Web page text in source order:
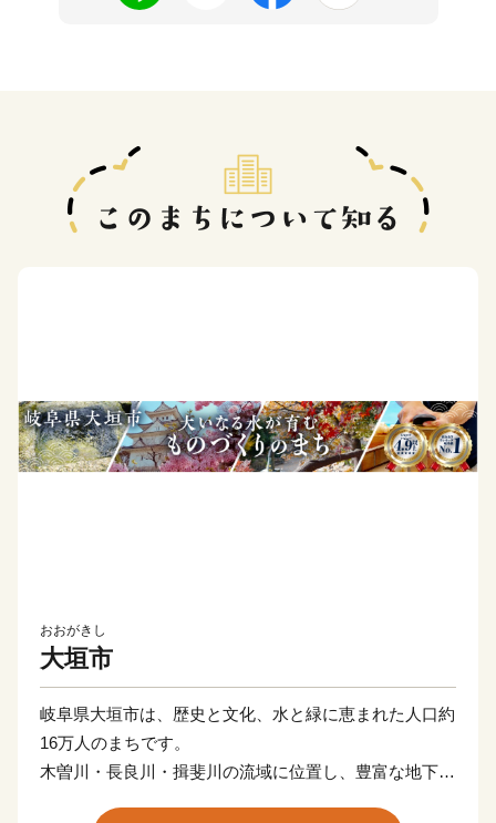
おおがきし
大垣市
岐阜県大垣市は、歴史と文化、水と緑に恵まれた人口約
16万人のまちです。
木曽川・長良川・揖斐川の流域に位置し、豊富な地下水